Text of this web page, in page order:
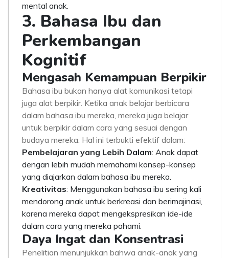
mental anak.
3. Bahasa Ibu dan
Perkembangan
Kognitif
Mengasah Kemampuan Berpikir
Bahasa ibu bukan hanya alat komunikasi tetapi
juga alat berpikir. Ketika anak belajar berbicara
dalam bahasa ibu mereka, mereka juga belajar
untuk berpikir dalam cara yang sesuai dengan
budaya mereka. Hal ini terbukti efektif dalam:
Pembelajaran yang Lebih Dalam: Anak dapat
dengan lebih mudah memahami konsep-konsep
yang diajarkan dalam bahasa ibu mereka.
Kreativitas: Menggunakan bahasa ibu sering kali
mendorong anak untuk berkreasi dan berimajinasi,
karena mereka dapat mengekspresikan ide-ide
dalam cara yang mereka pahami.
Daya Ingat dan Konsentrasi
Penelitian menunjukkan bahwa anak-anak yang